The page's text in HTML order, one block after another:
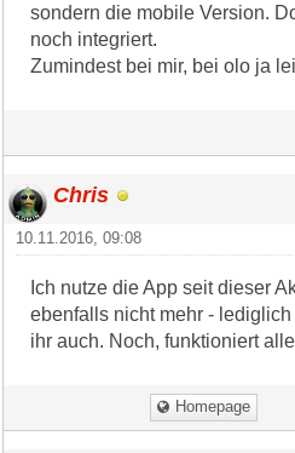
sondern die mobile Version.
noch integriert.
Zumindest bei mir, bei olo ja
Chris
10.11.2016, 09:08
Ich nutze die App seit dieser
ebenfalls nicht mehr -
ihr auch. Noch, funktioniert
Homepage